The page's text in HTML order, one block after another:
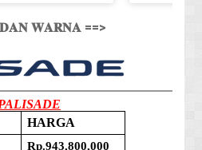
𝐃𝐀𝐍 𝐖𝐀𝐑𝐍𝐀 ==>